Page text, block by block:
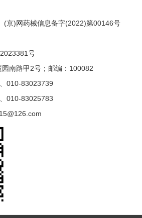
(京)网药械信息备字(2022)第00146号
号
南路甲2号；邮编：100082
010-83023739
010-83025783